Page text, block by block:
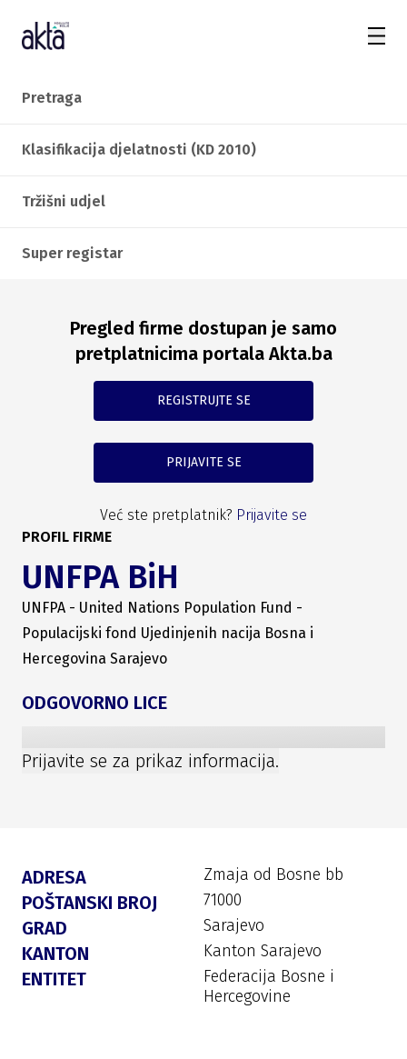
Pretraga
Klasifikacija djelatnosti (KD 2010)
Tržišni udjel
Super registar
Pregled firme dostupan je samo
pretplatnicima portala Akta.ba
REGISTRUJTE SE
PRIJAVITE SE
Već ste pretplatnik? Prijavite se
PROFIL FIRME
UNFPA BiH
UNFPA - United Nations Population Fund -
Populacijski fond Ujedinjenih nacija Bosna i
Hercegovina Sarajevo
ODGOVORNO LICE
Prijavite se za prikaz informacija.
ADRESA Zmaja od Bosne bb
POŠTANSKI BROJ 71000
GRAD Sarajevo
KANTON Kanton Sarajevo
ENTITET
Federacija Bosne i
Hercegovine